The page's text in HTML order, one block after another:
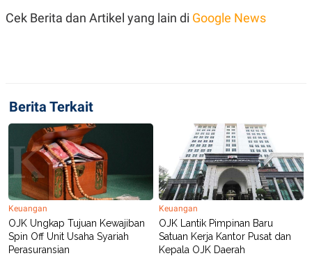
N
I
SITEMAPPROFILETERM
USE
PEDOMAN
PEMBERITAAN
Cek Berita dan Artikel yang lain di Google News
Berita Terkait
Keuangan
OJK Ungkap Tujuan Kewajiban
Spin Off Unit Usaha Syariah
Perasuransian
Keuangan
OJK Lantik Pimpinan Baru
Satuan Kerja Kantor Pusat dan
Kepala OJK Daerah